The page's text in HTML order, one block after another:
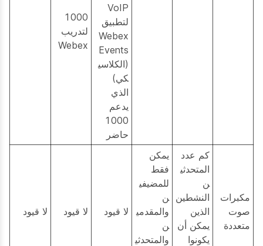
VoIP
لتطبيق
Webex
Events
(الكلاسي
كي)
الذي
يدعم
1000
حاضر
1000
لتدريب
Webex
مكبرات
صوت
متعددة
كم عدد
المتحدثي
ن
النشطين
الذين
يمكن أن
يكونوا
يمكن
فقط
للمضيفي
ن
والمقدمي
ن
والمتحدثي
لا قيود لا قيود لا قيود